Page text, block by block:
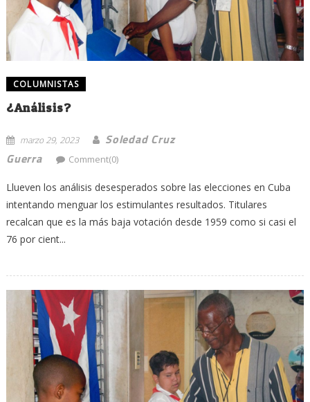
COLUMNISTAS
¿Análisis?
marzo 29, 2023
Soledad Cruz
Guerra
Comment(0)
Llueven los análisis desesperados sobre las elecciones en Cuba
intentando menguar los estimulantes resultados. Titulares
recalcan que es la más baja votación desde 1959 como si casi el
76 por cient...